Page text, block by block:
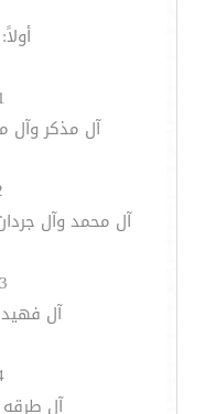
1)
آل مذكر وآل
2)
آل محمد وآل
3) آل مسعود:
آل
4)
آل